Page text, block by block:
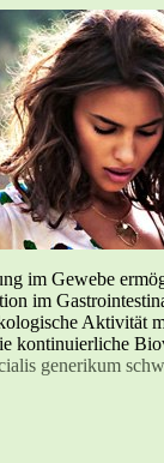
im Gewebe
im
Aktivität
kontinuierliche
generikum